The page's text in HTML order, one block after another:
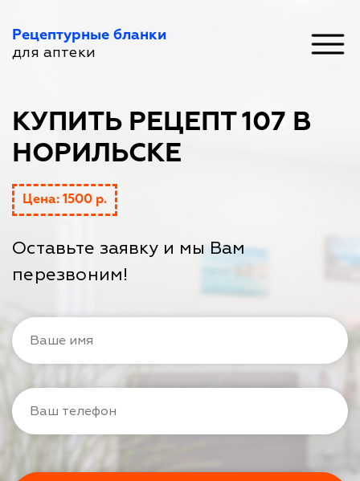
Рецептурные бланки
для аптеки
КУПИТЬ РЕЦЕПТ 107 В
НОРИЛЬСКЕ
Цена: 1500 р.
Оставьте заявку и мы Вам
перезвоним!